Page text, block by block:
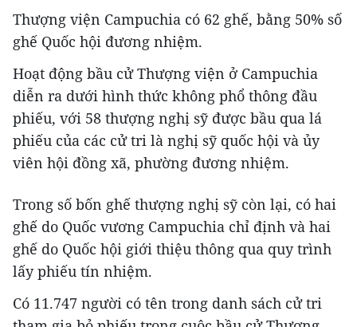
Thượng viện Campuchia có 62 ghế, bằng 50% số
ghế Quốc hội đương nhiệm.
Hoạt động bầu cử Thượng viện ở Campuchia
diễn ra dưới hình thức không phổ thông đầu
phiếu, với 58 thượng nghị sỹ được bầu qua lá
phiếu của các cử tri là nghị sỹ quốc hội và ủy
viên hội đồng xã, phường đương nhiệm.
Trong số bốn ghế thượng nghị sỹ còn lại, có hai
ghế do Quốc vương Campuchia chỉ định và hai
ghế do Quốc hội giới thiệu thông qua quy trình
lấy phiếu tín nhiệm.
Có 11.747 người có tên trong danh sách cử tri